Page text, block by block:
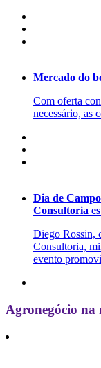
Mercado do
Com oferta
necessário, as
Dia de
Consultoria
Diego Rossin,
Consultoria,
evento
Agronegócio na